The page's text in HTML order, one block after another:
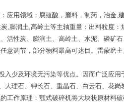
应用领域：腐殖酸，磨料，制药，冶金,
,膨润土,高岭土等主轴重量：出料粒度：
活性炭、膨润土、高岭土、水泥、磷矿
意调节，部分物料最高可达目。雷蒙磨
少及环境无污染等优点。因而广泛应用
理石、钾长石、重晶石、白云石、花岗
工作原理：颚式破碎机将大块状原材料